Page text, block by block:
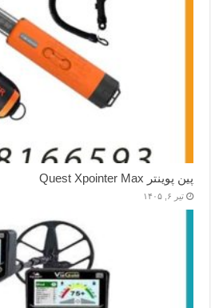
پین پوینتر Quest Xpointer Max
تیر ۶, ۱۴۰۵